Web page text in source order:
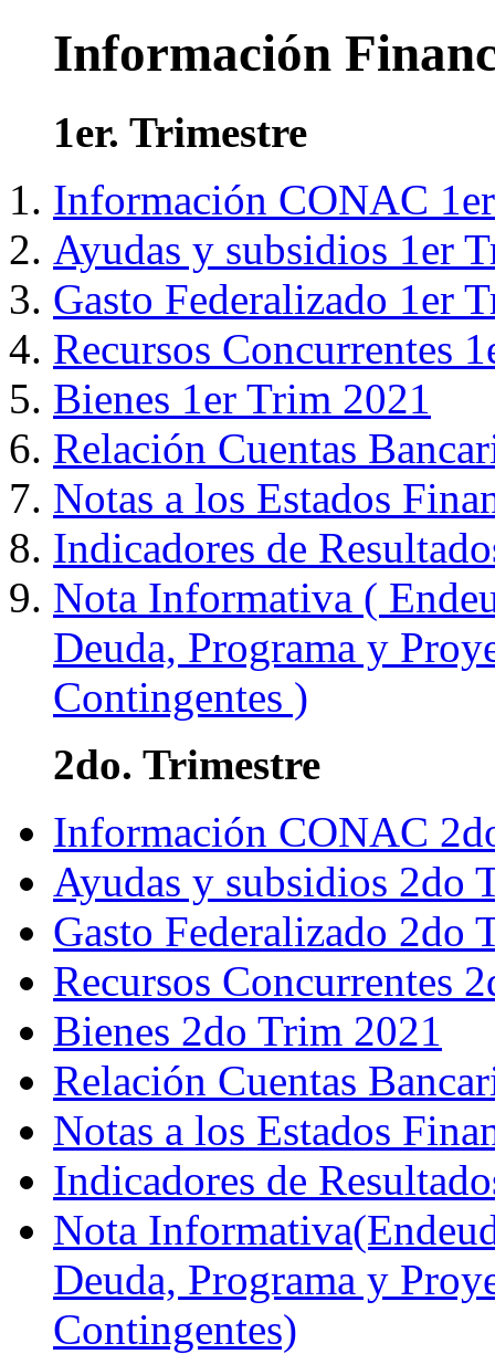
Información
1er. Trimestre
Información CONAC
Ayudas y subsidios 1er
Gasto Federalizado 1er
Recursos Concurrentes
Bienes 1er Trim 2021
Relación Cuentas
Notas a los Estados
Indicadores de
Nota Informativa (
Deuda, Programa y
Contingentes )
2do. Trimestre
Información CONAC
Ayudas y subsidios 2do
Gasto Federalizado 2do
Recursos Concurrentes
Bienes 2do Trim 2021
Relación Cuentas
Notas a los Estados
Indicadores de
Nota
Deuda, Programa y
Contingentes)